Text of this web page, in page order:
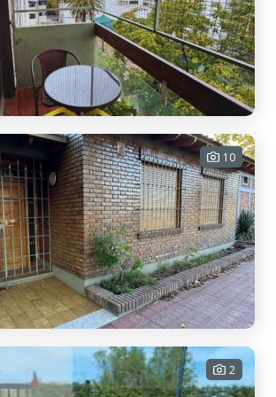
APTO
CRÉDITO
Contactar
174, M5600 San Rafael, Mendoza, Argentina
CENTRICO - APTO CREDITO
- 1 baño - 98 m² Cub.
APTO
CRÉDITO
Contactar
10
M5600GFI San Rafael, Mendoza, Argentina
CÉNTRICA 2